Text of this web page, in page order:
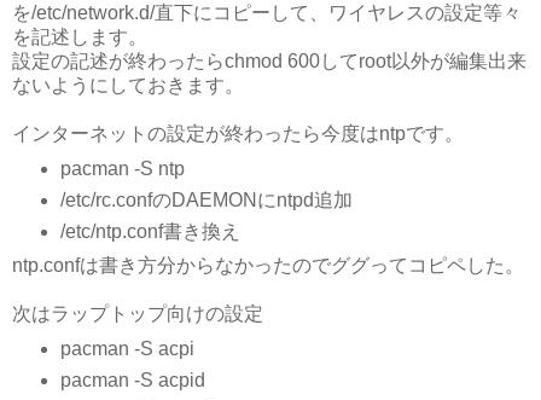
を/etc/network.d/直下にコピーして、ワイヤレスの設定等々
を記述します。
設定の記述が終わったらchmod 600してroot以外が編集出来
ないようにしておきます。
インターネットの設定が終わったら今度はntpです。
pacman -S ntp
/etc/rc.confのDAEMONにntpd追加
/etc/ntp.conf書き換え
ntp.confは書き方分からなかったのでググってコピペした。
次はラップトップ向けの設定
pacman -S acpi
pacman -S acpid